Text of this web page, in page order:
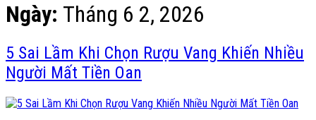
Ngày: Tháng 6 2, 2026
5 Sai Lầm Khi Chọn Rượu Vang Khiến Nhiều
Người Mất Tiền Oan